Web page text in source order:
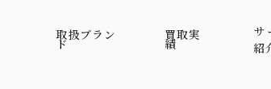
取扱ブラン
ド
買取実
績
サ
紹